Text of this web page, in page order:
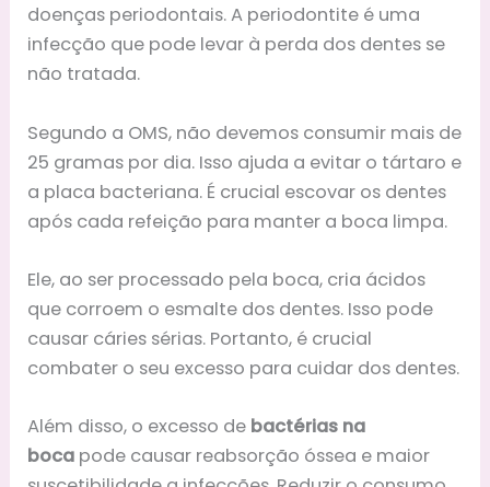
doenças periodontais. A periodontite é uma
infecção que pode levar à perda dos dentes se
não tratada.
Segundo a OMS, não devemos consumir mais de
25 gramas por dia. Isso ajuda a evitar o tártaro e
a placa bacteriana. É crucial escovar os dentes
após cada refeição para manter a boca limpa.
Ele, ao ser processado pela boca, cria ácidos
que corroem o esmalte dos dentes. Isso pode
causar cáries sérias. Portanto, é crucial
combater o seu excesso para cuidar dos dentes.
Além disso, o excesso de bactérias na
boca pode causar reabsorção óssea e maior